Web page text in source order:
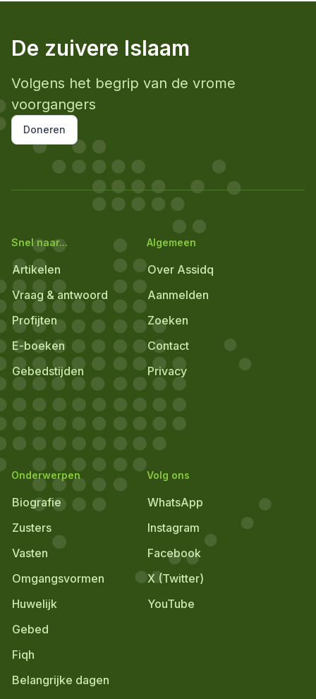
De zuivere Islaam
Volgens het begrip van de vrome
voorgangers
Doneren
Snel naar...
Artikelen
Vraag & antwoord
Profijten
E-boeken
Gebedstijden
Algemeen
Over Assidq
Aanmelden
Zoeken
Contact
Privacy
Onderwerpen
Biografie
Zusters
Vasten
Omgangsvormen
Huwelijk
Gebed
Fiqh
Belangrijke dagen
Volg ons
WhatsApp
Instagram
Facebook
X (Twitter)
YouTube